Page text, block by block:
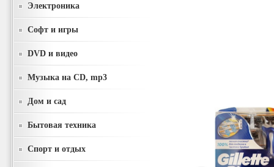
Электроника
Софт и игры
DVD и видео
Музыка на CD, mp3
Дом и сад
Бытовая техника
Спорт и отдых